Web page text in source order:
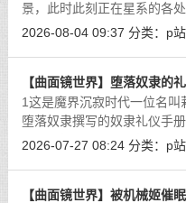
景，此时此刻正在星系的各
能做出生命中最重要的决。
2026-08-04 09:37 分类： p
【曲面镜世界】堕落奴隶的
1这是魔界沉寂时代一位名叫
堕落奴隶撰写的奴隶礼仪手
为一位奴主，自己和奴隶要
2026-07-27 08:24 分类： p
【曲面镜世界】被机械姬催